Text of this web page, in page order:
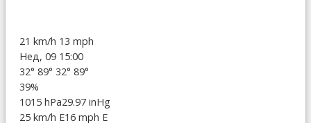
21 km/h 13 mph
Нед, 09 15:00
32° 89° 32° 89°
39%
1015 hPa29.97 inHg
25 km/h E16 mph E